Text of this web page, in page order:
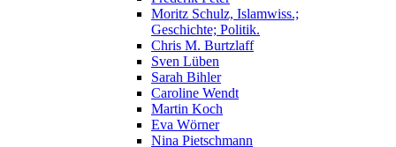
Moritz Schulz, Islamwiss.;
Geschichte; Politik.
Chris M. Burtzlaff
Sven Lüben
Sarah Bihler
Caroline Wendt
Martin Koch
Eva Wörner
Nina Pietschmann